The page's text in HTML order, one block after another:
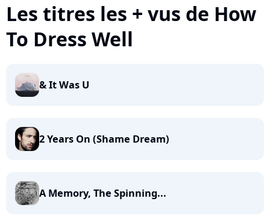
Les titres les + vus de How
To Dress Well
& It Was U
2 Years On (Shame Dream)
A Memory, The Spinning...